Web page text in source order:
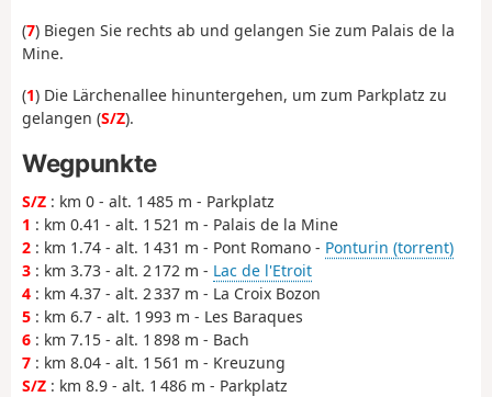
(7) Biegen Sie rechts ab und gelangen Sie zum Palais de la
Mine.
(1) Die Lärchenallee hinuntergehen, um zum Parkplatz zu
gelangen (S/Z).
Wegpunkte
S/Z : km 0 - alt. 1 485 m - Parkplatz
1 : km 0.41 - alt. 1 521 m - Palais de la Mine
2 : km 1.74 - alt. 1 431 m - Pont Romano - Ponturin (torrent)
3 : km 3.73 - alt. 2 172 m - Lac de l'Etroit
4 : km 4.37 - alt. 2 337 m - La Croix Bozon
5 : km 6.7 - alt. 1 993 m - Les Baraques
6 : km 7.15 - alt. 1 898 m - Bach
7 : km 8.04 - alt. 1 561 m - Kreuzung
S/Z : km 8.9 - alt. 1 486 m - Parkplatz